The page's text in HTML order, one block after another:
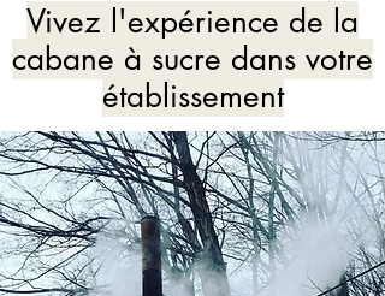
Vivez l'expérience de la
cabane à sucre dans votre
établissement